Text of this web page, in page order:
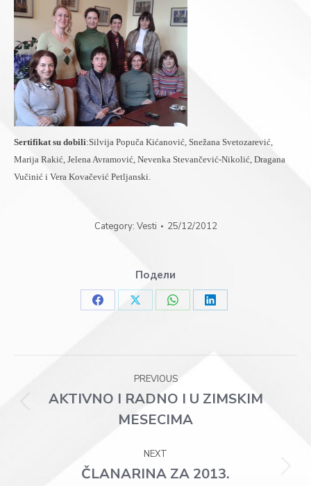
Sertifikat su dobili:Silvija Popuča Kićanović, Snežana Svetozarević,
Marija Rakić, Jelena Avramović, Nevenka Stevančević-Nikolić, Dragana
Vučinić i Vera Kovačević Petljanski.
Category: Vesti 25/12/2012
Подели
Share
Share
Share
Share
navigation
PREVIOUS
Previous
post:
AKTIVNO I RADNO I U ZIMSKIM
MESECIMA
NEXT
Next
ČLANARINA ZA 2013.